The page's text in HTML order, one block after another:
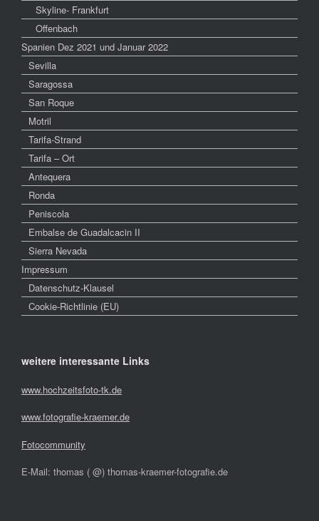
Skyline- Frankfurt
Offenbach
Spanien Dez 2021 und Januar 2022
Sevilla
Saragossa
San Roque
Motril
Tarifa-Strand
Tarifa – Ort
Antequera
Ronda
Peniscola
Embalse de Guadalcacin II
Sierra Nevada
Impressum
Datenschutz-Klausel
Cookie-Richtlinie (EU)
weitere interessante Links
www.hochzeitsfoto-tk.de
www.fotografie-kraemer.de
Fotocommunity
E-Mail: thomas ( @) thomas-kraemer-fotografie.de